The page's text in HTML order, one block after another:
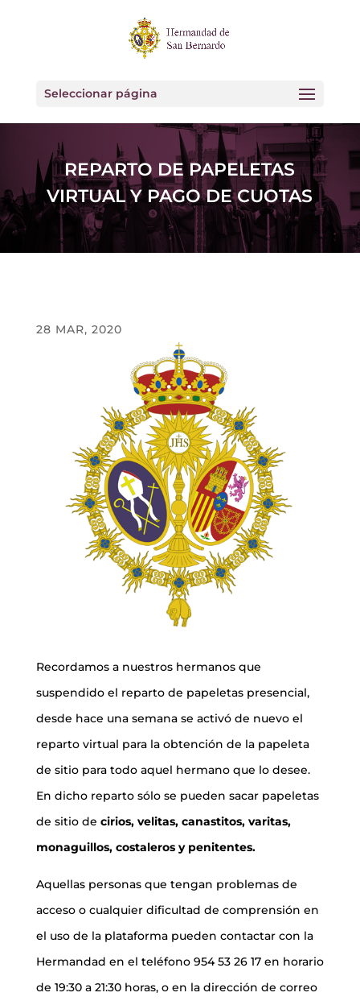
Seleccionar página
REPARTO DE PAPELETAS
VIRTUAL Y PAGO DE CUOTAS
28 MAR, 2020
Recordamos a nuestros hermanos que
suspendido el reparto de papeletas presencial,
desde hace una semana se activó de nuevo el
reparto virtual para la obtención de la papeleta
de sitio para todo aquel hermano que lo desee.
En dicho reparto sólo se pueden sacar papeletas
de sitio de cirios, velitas, canastitos, varitas,
monaguillos, costaleros y penitentes.
Aquellas personas que tengan problemas de
acceso o cualquier dificultad de comprensión en
el uso de la plataforma pueden contactar con la
Hermandad en el teléfono 954 53 26 17 en horario
de 19:30 a 21:30 horas, o en la dirección de correo